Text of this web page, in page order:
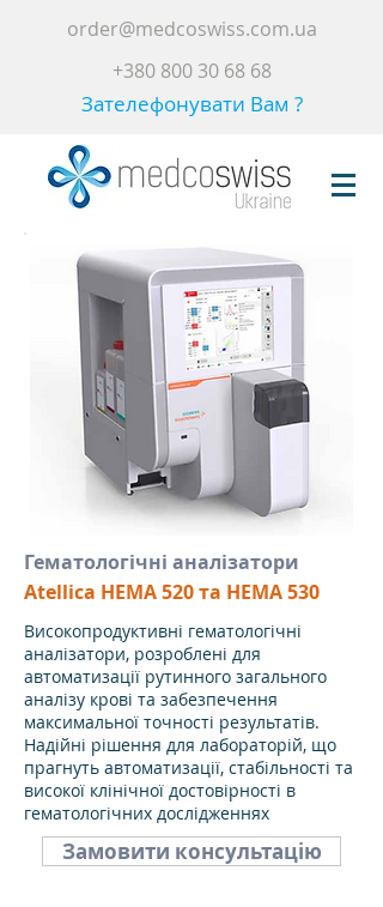
order@medcoswiss.com.ua
+380 800 30 68 68
Зателефонувати Вам ?
Гематологічні аналізатори
Atellica HEMA 520 та HEMA 530
Високопродуктивні гематологічні
аналізатори, розроблені для
автоматизації рутинного загального
аналізу крові та забезпечення
максимальної точності результатів.
Надійні рішення для лабораторій, що
прагнуть автоматизації, стабільності та
високої клінічної достовірності в
гематологічних дослідженнях
Замовити консультацію